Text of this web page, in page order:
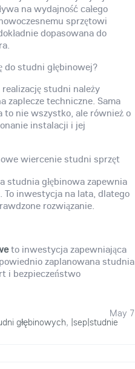
na wydajność całego
sprzętowi
dopasowana do
do studni głębinowej?
realizację studni należy
zaplecze techniczne. Sama
to nie wszystko, ale również o
instalacji i jej
studnia głębinowa zapewnia
To inwestycja na lata, dlatego
rozwiązanie.
to inwestycja zapewniająca
zaplanowana studnia
i bezpieczeństwo
May 7
głębinowych, |sep|studnie